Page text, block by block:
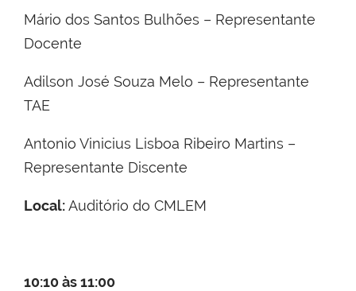
Mário dos Santos Bulhões – Representante
Docente
Adilson José Souza Melo – Representante
TAE
Antonio Vinicius Lisboa Ribeiro Martins –
Representante Discente
Local:Auditório do CMLEM
10:10 às 11:00